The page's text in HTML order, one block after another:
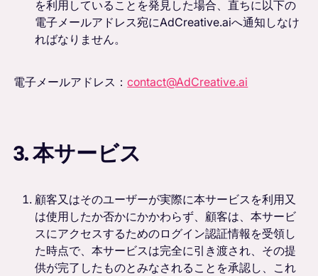
を利用していることを発見した場合、直ちに以下の
電子メールアドレス宛にAdCreative.aiへ通知しなけ
ればなりません。
電子メールアドレス：contact@AdCreative.ai
3. 本サービス
顧客又はそのユーザーが実際に本サービスを利用又
は使用したか否かにかかわらず、顧客は、本サービ
スにアクセスするためのログイン認証情報を受領し
た時点で、本サービスは完全に引き渡され、その提
供が完了したものとみなされることを承認し、これ